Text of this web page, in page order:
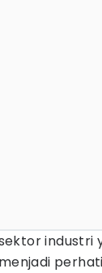
industri